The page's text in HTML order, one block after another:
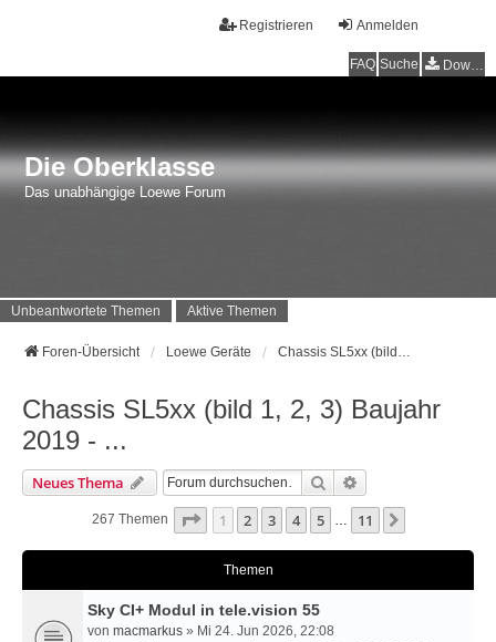
Anmelden
Registrieren
FAQ Suche Downloads
Die Oberklasse
Das unabhängige Loewe Forum
Unbeantwortete Themen Aktive Themen
Foren-Übersicht Loewe Geräte Chassis SL5xx (bild 1, 2, 3) Baujahr 2019 - ...
Chassis SL5xx (bild 1, 2, 3) Baujahr
2019 - ...
Neues Thema Suche
267 Themen Seite 1Von 11
1 2 3 4 5 … 11
Themen
Sky CI+ Modul in tele.vision 55
von macmarkus » Mi 24. Jun 2026, 22:08